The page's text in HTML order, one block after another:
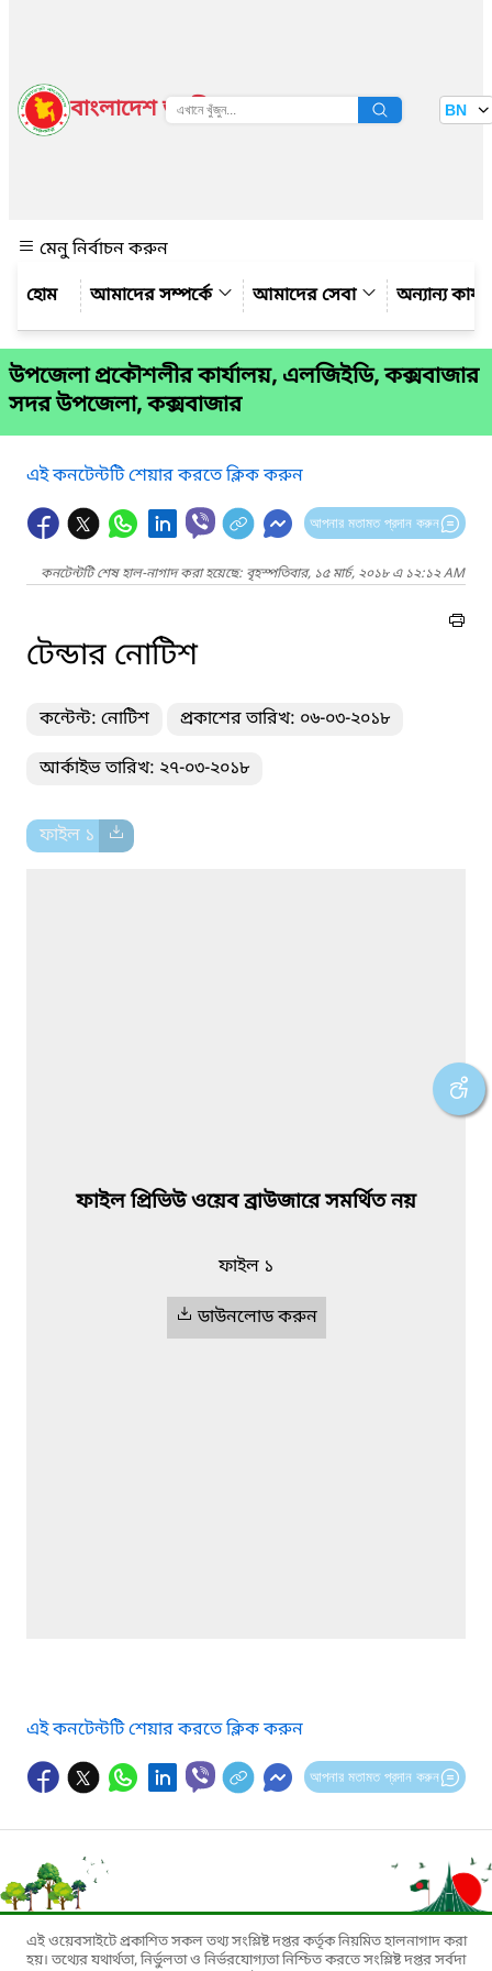
বাংলাদেশ জাতীয় তথ্য বাতায়ন BN
মেনু নির্বাচন করুন
আমাদের সম্পর্কে
আমাদের সেবা অন্যান্য
উপজেলা প্রকৌশলীর কার্যালয়, এলজিইডি, কক্সবাজার
সদর উপজেলা, কক্সবাজার
এই কনটেন্টটি শেয়ার করতে ক্লিক করুন
আপনার মতামত প্রদান করুন
কনটেন্টটি শেষ হাল-নাগাদ করা হয়েছে: বৃহস্পতিবার, ১৫ মার্চ, ২০১৮ এ ১২:১২ AM
টেন্ডার নোটিশ
কন্টেন্ট: নোটিশ প্রকাশের তারিখ: ০৬-০৩-২০১৮
আর্কাইভ তারিখ: ২৭-০৩-২০১৮
ফাইল ১
ফাইল প্রিভিউ ওয়েব ব্রাউজারে সমর্থিত নয়
ফাইল ১
ডাউনলোড করুন
এই কনটেন্টটি শেয়ার করতে ক্লিক করুন
আপনার মতামত প্রদান করুন
এই ওয়েবসাইটে প্রকাশিত সকল তথ্য সংশ্লিষ্ট দপ্তর কর্তৃক নিয়মিত হালনাগাদ করা
হয়। তথ্যের যথার্থতা, নির্ভুলতা ও নির্ভরযোগ্যতা নিশ্চিত করতে সংশ্লিষ্ট দপ্তর সর্বদা